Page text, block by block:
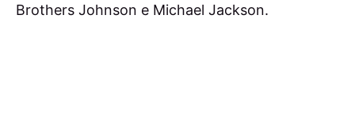
Brothers Johnson e Michael Jackson.